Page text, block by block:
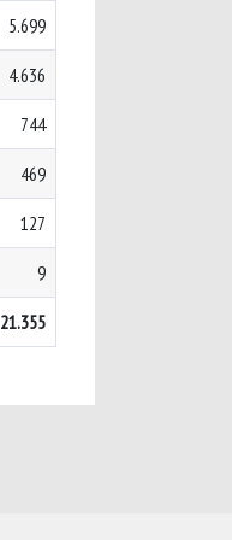
5.699
4.636
744
469
127
9
21.355